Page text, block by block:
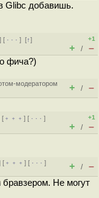
Glibc добавишь.
] [ · · ·][↑]
+1
+ / –
фича?)
модератором
+ / –
[ ﹢﹢﹢] [ · · ·]
+1
+ / –
[ ﹢﹢﹢] [ · · ·]
+ / –
Не могут